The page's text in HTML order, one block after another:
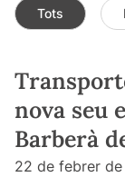
Tots
nova seu
Barberà
22 de febrer